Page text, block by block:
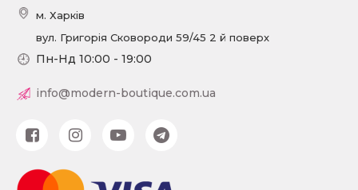
м. Харків
вул. Григорія Сковороди 59/45 2 й поверх
Пн-Нд 10:00 - 19:00
info@modern-boutique.com.ua